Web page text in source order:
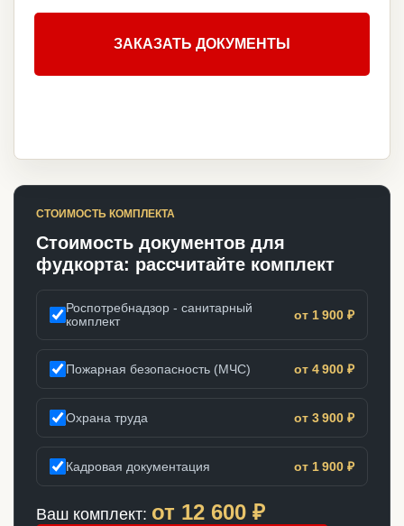
ЗАКАЗАТЬ ДОКУМЕНТЫ
СТОИМОСТЬ КОМПЛЕКТА
Стоимость документов для
фудкорта: рассчитайте комплект
Роспотребнадзор - санитарный
комплект
от 1 900 ₽
Пожарная безопасность (МЧС) от 4 900 ₽
Охрана труда от 3 900 ₽
Кадровая документация от 1 900 ₽
Ваш комплект: от 12 600 ₽